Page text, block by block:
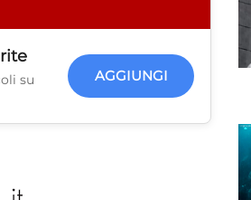
su
AGGIUNGI